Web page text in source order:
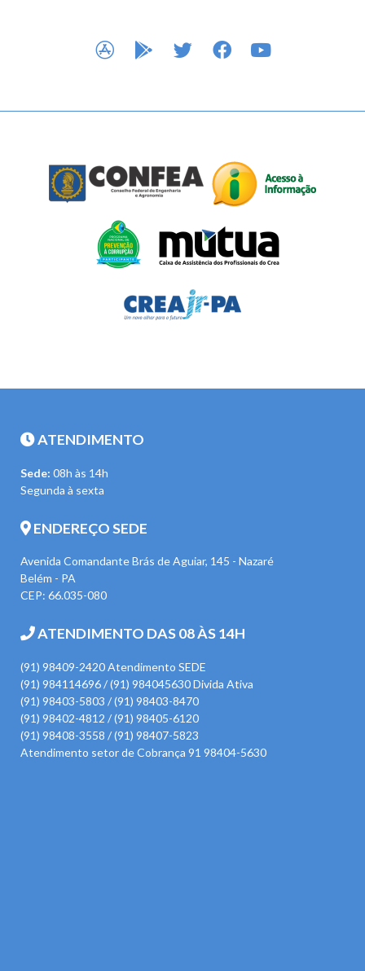
APP STOREGOOGLE PLAY
TWITTERFACEBOOK
ATENDIMENTO
Sede: 08h às 14h
Segunda à sexta
ENDEREÇO SEDE
Avenida Comandante Brás de Aguiar, 145 - Nazaré
Belém - PA
CEP: 66.035-080
ATENDIMENTO DAS 08 ÀS 14H
(91) 98409-2420 Atendimento SEDE
(91) 984114696 / (91) 984045630 Divida Ativa
(91) 98403-5803 / (91) 98403-8470
(91) 98402-4812 / (91) 98405-6120
(91) 98408-3558 / (91) 98407-5823
Atendimento setor de Cobrança 91 98404-5630